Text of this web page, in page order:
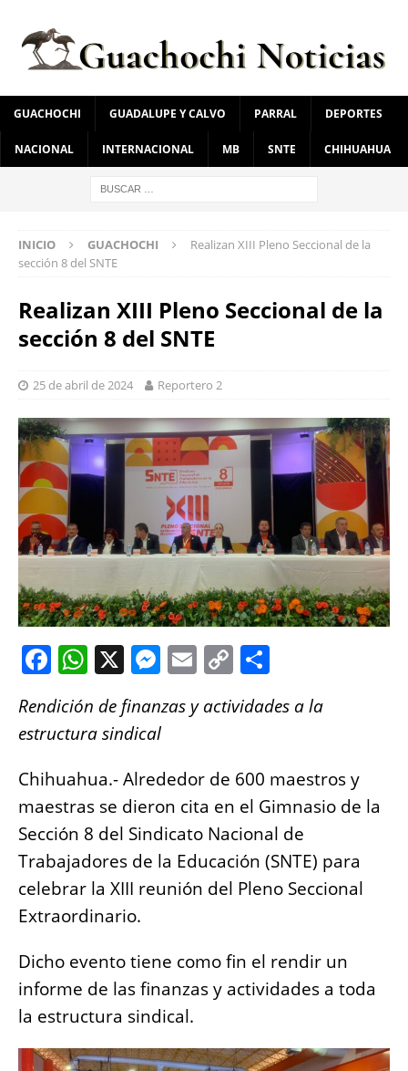
GUACHOCHI GUADALUPE Y CALVO PARRAL DEPORTES
NACIONAL INTERNACIONAL MB SNTE CHIHUAHUA
INICIO GUACHOCHI
Realizan XIII Pleno Seccional de la
sección 8 del SNTE
Realizan XIII Pleno Seccional de la
sección 8 del SNTE
25 de abril de 2024 Reportero 2
F
a
c
e
b
o
o
k
W
at
s
A
p
p
X M
ss
n
g
er
E
ai
C
p
Li
n
k
h
a
Rendición de finanzas y actividades a la
estructura sindical
Chihuahua.- Alrededor de 600 maestros y
maestras se dieron cita en el Gimnasio de la
Sección 8 del Sindicato Nacional de
Trabajadores de la Educación (SNTE) para
celebrar la XIII reunión del Pleno Seccional
Extraordinario.
Dicho evento tiene como fin el rendir un
informe de las finanzas y actividades a toda
la estructura sindical.